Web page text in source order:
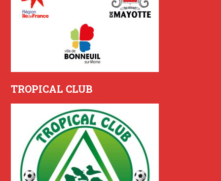
TROPICAL CLUB